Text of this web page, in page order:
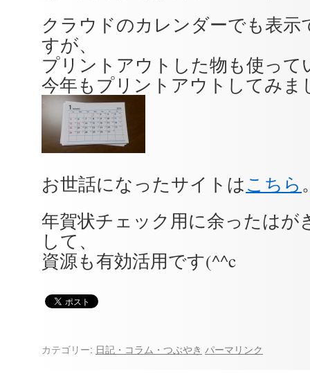
クラウドのカレンダーでも表
すが、
プリントアウトした物も使って
今年もプリントアウトしてみま
お世話になったサイトはこちら
年賀状チェック用に余ったはが
して、
資源も有効活用です(^^c
カテゴリー: 日記・コラム・つぶやき パーマリンク